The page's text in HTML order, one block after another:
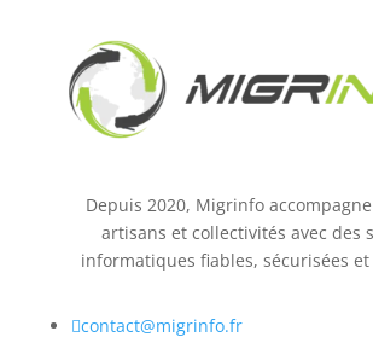
Depuis 2020, Migrinfo accompagne
artisans et collectivités avec des
informatiques fiables, sécurisées
contact@migrinfo.fr